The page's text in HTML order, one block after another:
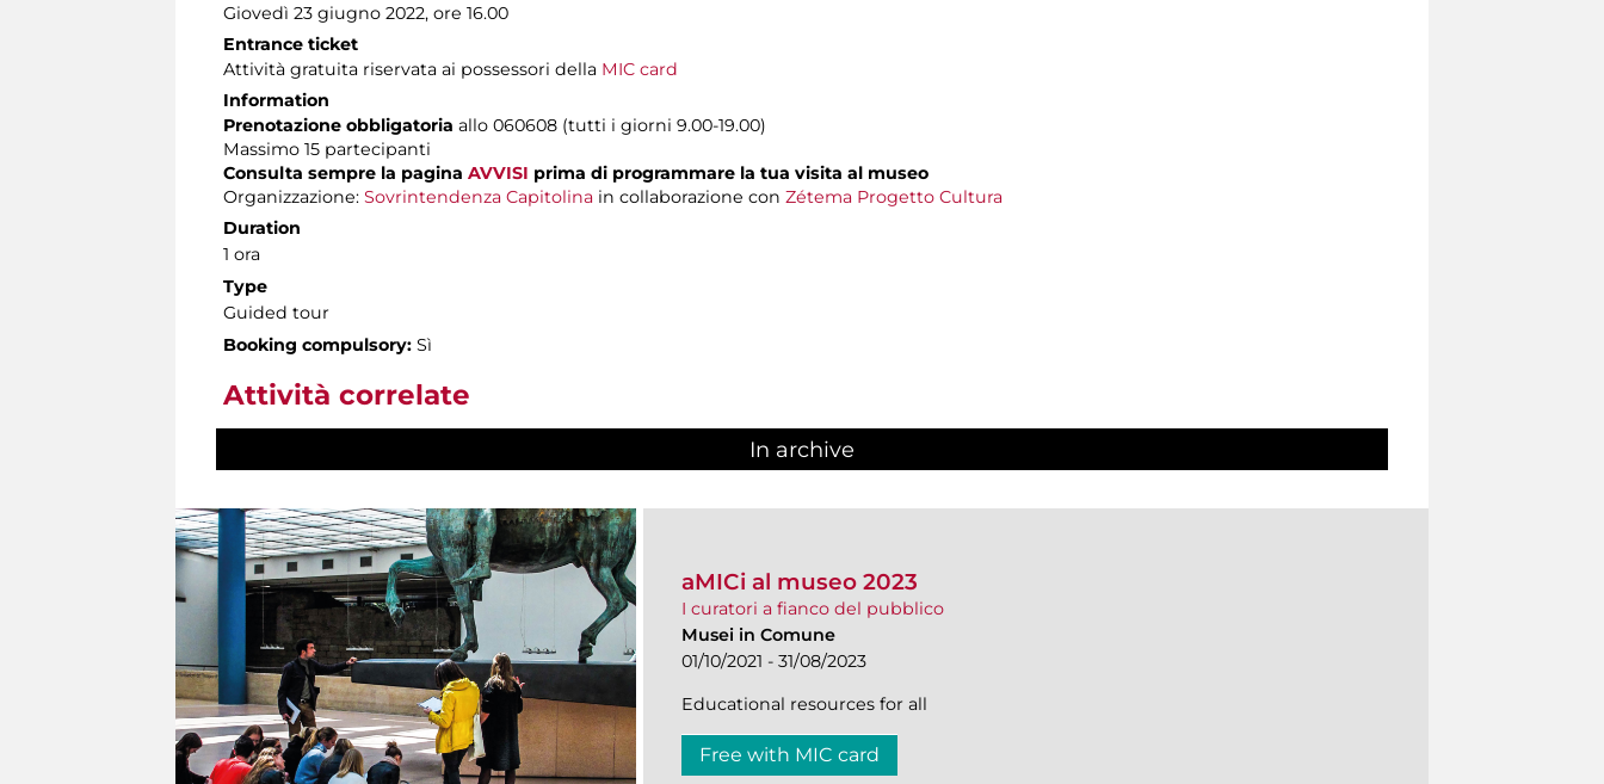
Giovedì 23 giugno 2022, ore 16.00
Entrance ticket
Attività gratuita riservata ai possessori della MIC card
Information
Prenotazione obbligatoria allo 060608 (tutti i giorni 9.00-19.00)
Massimo 15 partecipanti
Consulta sempre la pagina AVVISI prima di programmare la tua visita al museo
Organizzazione: Sovrintendenza Capitolina in collaborazione con Zétema Progetto Cultura
Duration
1 ora
Type
Guided tour
Booking compulsory: Sì
Attività correlate
In archive
aMICi al museo 2023
I curatori a fianco del pubblico
Musei in Comune
01/10/2021 - 31/08/2023
Educational resources for all
Free with MIC card